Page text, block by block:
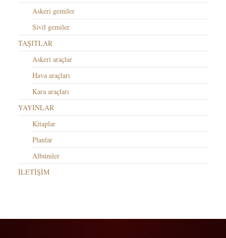
Askeri gemiler
Sivil gemiler
TAŞITLAR
Askeri araçlar
Hava araçları
Kara araçları
YAYINLAR
Kitaplar
Planlar
Albümler
İLETİŞİM